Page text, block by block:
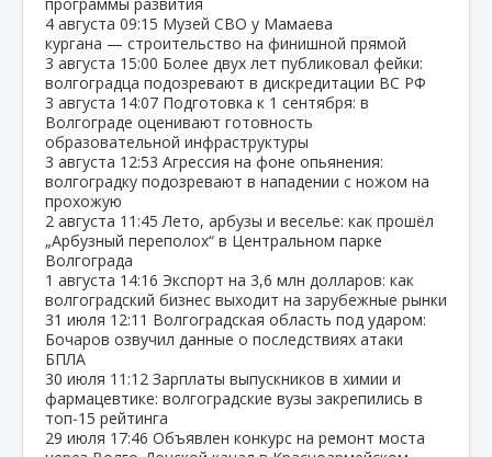
4 августа 09:15 Музей СВО у Мамаева
кургана — строительство на финишной прямой
3 августа 15:00 Более двух лет публиковал фейки:
волгоградца подозревают в дискредитации ВС РФ
3 августа 14:07 Подготовка к 1 сентября: в
Волгограде оценивают готовность
образовательной инфраструктуры
3 августа 12:53 Агрессия на фоне опьянения:
волгоградку подозревают в нападении с ножом на
прохожую
2 августа 11:45 Лето, арбузы и веселье: как прошёл
„Арбузный переполох“ в Центральном парке
Волгограда
1 августа 14:16 Экспорт на 3,6 млн долларов: как
волгоградский бизнес выходит на зарубежные рынки
31 июля 12:11 Волгоградская область под ударом:
Бочаров озвучил данные о последствиях атаки
БПЛА
30 июля 11:12 Зарплаты выпускников в химии и
фармацевтике: волгоградские вузы закрепились в
топ‑15 рейтинга
29 июля 17:46 Объявлен конкурс на ремонт моста